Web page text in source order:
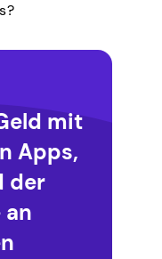
mit
Apps,
der
an